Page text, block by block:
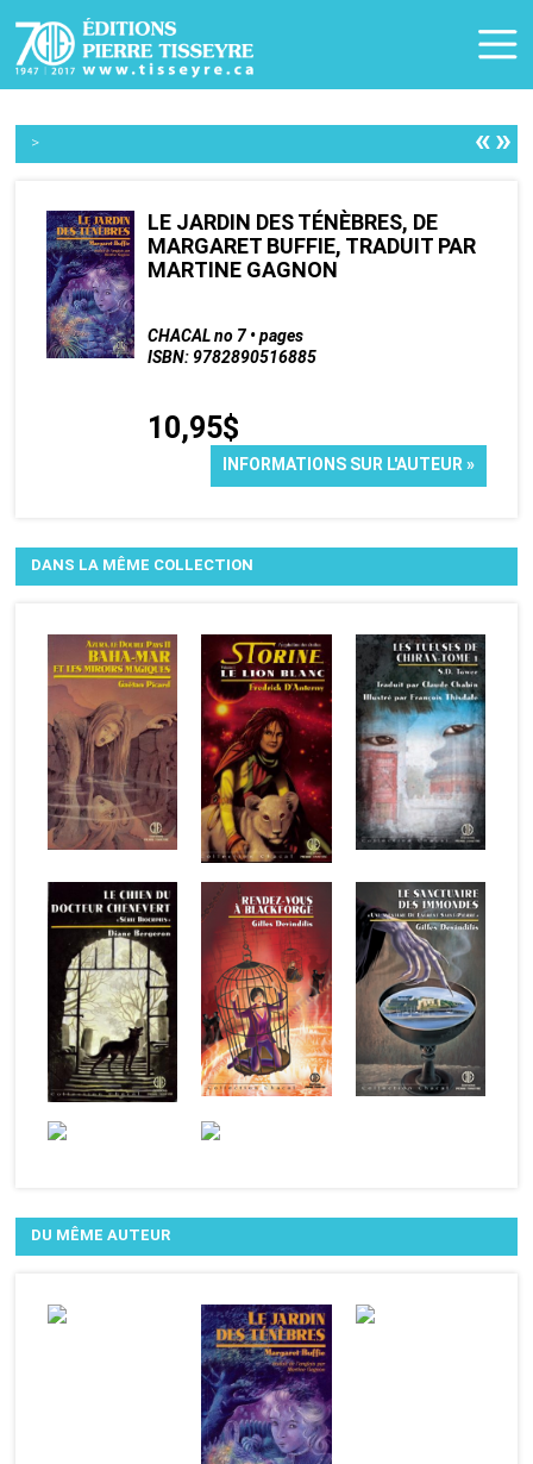
> «»
LE JARDIN DES TÉNÈBRES, DE
MARGARET BUFFIE, TRADUIT PAR
MARTINE GAGNON
CHACAL no 7 • pages
ISBN: 9782890516885
10,95$
INFORMATIONS SUR L'AUTEUR »
DANS LA MÊME COLLECTION
DU MÊME AUTEUR